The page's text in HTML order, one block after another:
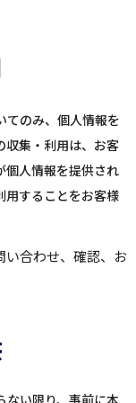
てのみ、個人情報を
収集・利用は、お客
個人情報を提供され
用することをお客様
い合わせ、確認、お